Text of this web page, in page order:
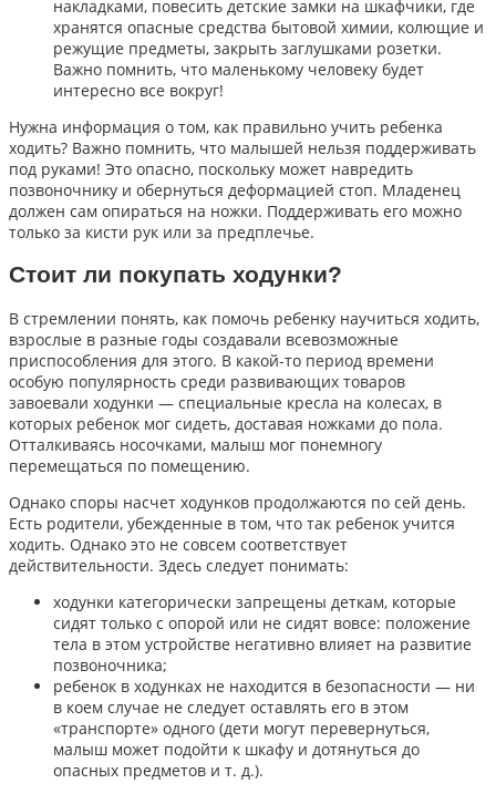
накладками, повесить детские замки на шкафчики, где
хранятся опасные средства бытовой химии, колющие и
режущие предметы, закрыть заглушками розетки.
Важно помнить, что маленькому человеку будет
интересно все вокруг!
Нужна информация о том, как правильно учить ребенка
ходить? Важно помнить, что малышей нельзя поддерживать
под руками! Это опасно, поскольку может навредить
позвоночнику и обернуться деформацией стоп. Младенец
должен сам опираться на ножки. Поддерживать его можно
только за кисти рук или за предплечье.
Стоит ли покупать ходунки?
В стремлении понять, как помочь ребенку научиться ходить,
взрослые в разные годы создавали всевозможные
приспособления для этого. В какой-то период времени
особую популярность среди развивающих товаров
завоевали ходунки — специальные кресла на колесах, в
которых ребенок мог сидеть, доставая ножками до пола.
Отталкиваясь носочками, малыш мог понемногу
перемещаться по помещению.
Однако споры насчет ходунков продолжаются по сей день.
Есть родители, убежденные в том, что так ребенок учится
ходить. Однако это не совсем соответствует
действительности. Здесь следует понимать:
ходунки категорически запрещены деткам, которые
сидят только с опорой или не сидят вовсе: положение
тела в этом устройстве негативно влияет на развитие
позвоночника;
ребенок в ходунках не находится в безопасности — ни
в коем случае не следует оставлять его в этом
«транспорте» одного (дети могут перевернуться,
малыш может подойти к шкафу и дотянуться до
опасных предметов и т. д.).